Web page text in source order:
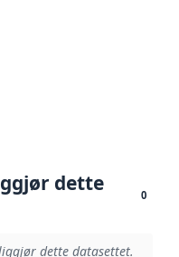
dette
0
dette datasettet.